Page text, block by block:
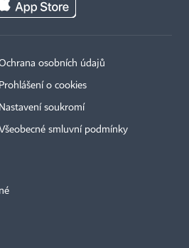
osobních údajů
Prohlášení o cookies
Nastavení soukromí
smluvní podmínky